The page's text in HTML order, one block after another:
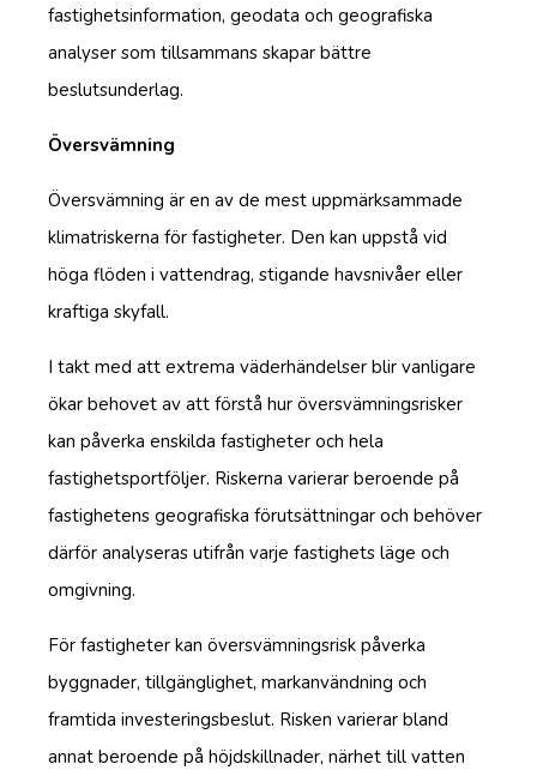
fastighetsinformation, geodata och geografiska
analyser som tillsammans skapar bättre
beslutsunderlag.
Översvämning
Översvämning är en av de mest uppmärksammade
klimatriskerna för fastigheter. Den kan uppstå vid
höga flöden i vattendrag, stigande havsnivåer eller
kraftiga skyfall.
I takt med att extrema väderhändelser blir vanligare
ökar behovet av att förstå hur översvämningsrisker
kan påverka enskilda fastigheter och hela
fastighetsportföljer. Riskerna varierar beroende på
fastighetens geografiska förutsättningar och behöver
därför analyseras utifrån varje fastighets läge och
omgivning.
För fastigheter kan översvämningsrisk påverka
byggnader, tillgänglighet, markanvändning och
framtida investeringsbeslut. Risken varierar bland
annat beroende på höjdskillnader, närhet till vatten